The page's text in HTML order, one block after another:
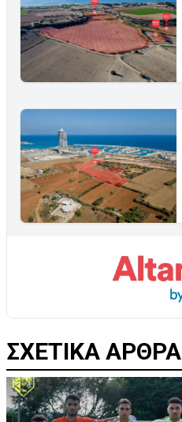
ΣΧΕΤΙΚΑ ΑΡΘΡΑ